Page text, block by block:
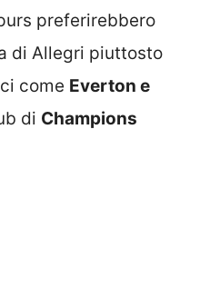
preferirebbero
di Allegri piuttosto
come Everton e
di Champions